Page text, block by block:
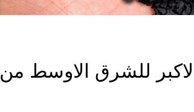
للشرق الاوسط من